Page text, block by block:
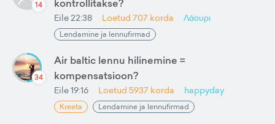
14 kontrollitakse?
Eile 22:38 Loetud 707 korda Λάουρι
Lendamine ja lennufirmad
34
Air baltic lennu hilinemine =
kompensatsioon?
Eile 19:16 Loetud 5937 korda happyday
Kreeta Lendamine ja lennufirmad